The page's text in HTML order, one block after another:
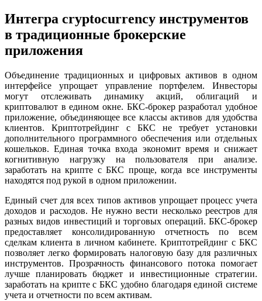
Интегра cryptocurrency инструментов
в традиционные брокерские
приложения
Объединение традиционных и цифровых активов в одном
интерфейсе упрощает управление портфелем. Инвесторы
могут отслеживать динамику акций, облигаций и
криптовалют в едином окне. БКС-брокер разработал удобное
приложение, объединяющее все классы активов для удобства
клиентов. Криптотрейдинг с БКС не требует установки
дополнительного программного обеспечения или отдельных
кошельков. Единая точка входа экономит время и снижает
когнитивную нагрузку на пользователя при анализе.
заработать на крипте с БКС проще, когда все инструменты
находятся под рукой в одном приложении.
Единый счет для всех типов активов упрощает процесс учета
доходов и расходов. Не нужно вести несколько реестров для
разных видов инвестиций и торговых операций. БКС-брокер
предоставляет консолидированную отчетность по всем
сделкам клиента в личном кабинете. Криптотрейдинг с БКС
позволяет легко формировать налоговую базу для различных
инструментов. Прозрачность финансового потока помогает
лучше планировать бюджет и инвестиционные стратегии.
заработать на крипте с БКС удобно благодаря единой системе
учета и отчетности по всем активам.